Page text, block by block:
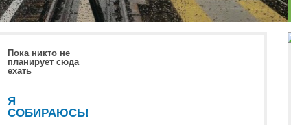
Пока никто не
планирует сюда
ехать
Я
СОБИРАЮСЬ!